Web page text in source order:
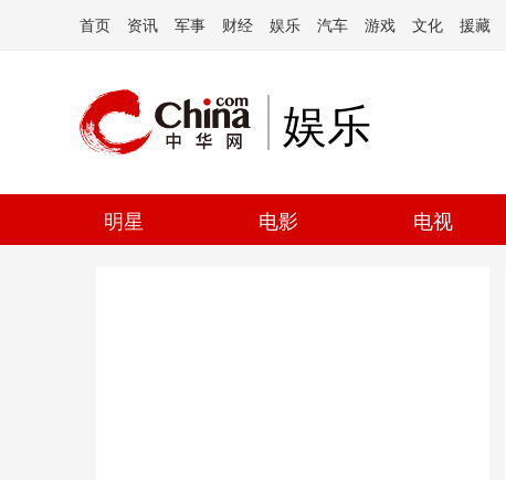
首页 资讯 军事 财经 娱乐 汽车 游戏 文化 援藏
娱乐
明星 电影 电视